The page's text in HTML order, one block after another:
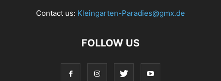
Contact us: Kleingarten-Paradies@gmx.de
FOLLOW US